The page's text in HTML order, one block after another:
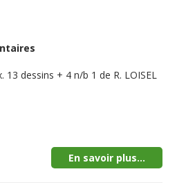
13 dessins + 4 n/b 1 de R. LOISEL
En savoir plus...